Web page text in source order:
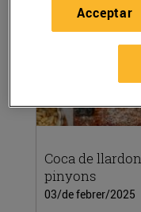
Coca de
pinyons
03/de febrer/2025
Acceptar